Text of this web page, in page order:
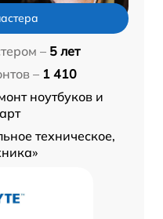
– 5 лет
– 1 410
ноутбуков и
техническое,